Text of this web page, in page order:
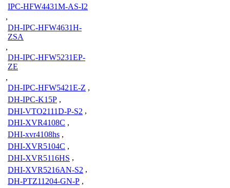
IPC-HFW4431M-AS-I2
,
DH-IPC-HFW4631H-
ZSA
,
DH-IPC-HFW5231EP-
ZE
,
DH-IPC-HFW5421E-Z ,
DH-IPC-K15P ,
DHI-VTO2111D-P-S2 ,
DHI-XVR4108C ,
DHI-xvr4108hs ,
DHI-XVR5104C ,
DHI-XVR5116HS ,
DHI-XVR5216AN-S2 ,
DH-PTZ11204-GN-P ,